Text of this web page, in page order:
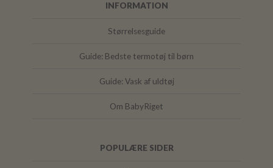
INFORMATION
Størrelsesguide
Guide: Bedste termotøj til børn
Guide: Vask af uldtøj
Om BabyRiget
POPULÆRE SIDER